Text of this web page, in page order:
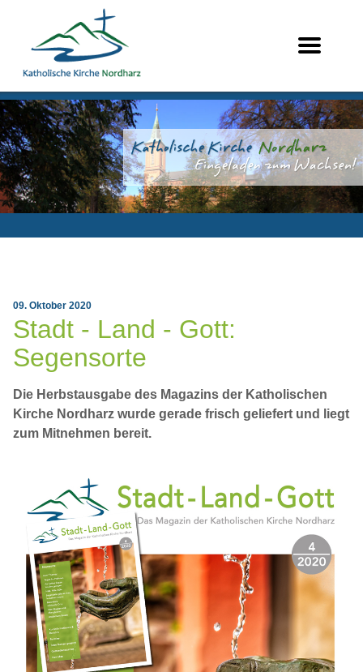
09. Oktober 2020
Stadt - Land - Gott:
Segensorte
Die Herbstausgabe des Magazins der Katholischen
Kirche Nordharz wurde gerade frisch geliefert und liegt
zum Mitnehmen bereit.